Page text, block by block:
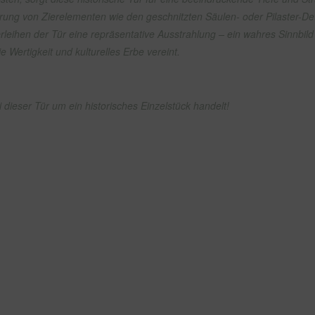
von Zierelementen wie den geschnitzten Säulen- oder Pilaster-
der Tür eine repräsentative Ausstrahlung – ein wahres
Wertigkeit und kulturelles Erbe vereint.
Tür um ein historisches Einzelstück handelt!